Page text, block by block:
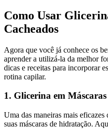
Como Usar
Cacheados
Agora que você já conhece os
aprender a utilizá-la da melhor
dicas e receitas para incorporar
rotina capilar.
1. Glicerina em
Uma das maneiras mais
suas máscaras de hidratação.